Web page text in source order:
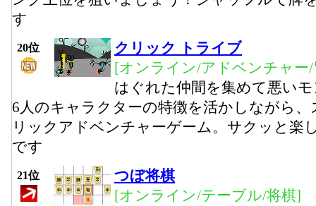
す
20位
クリック トライブ
[オンライン/アドベンチャー
はぐれた仲間を集めて悪い
6人のキャラクターの特徴を活かしながら
リックアドベンチャーゲーム。サクッと楽
です
21位
つぼ将棋
[オンライン/テーブル/将棋]